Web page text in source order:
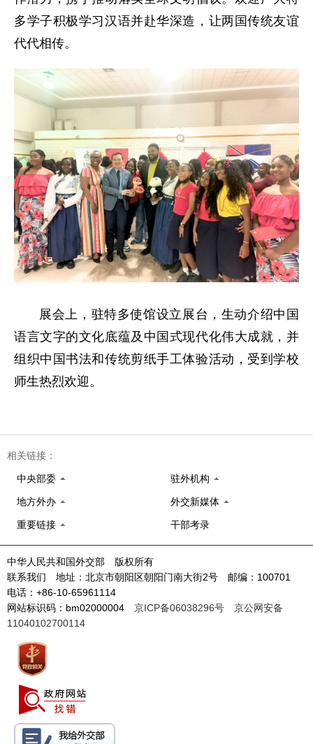
多学子积极学习汉语并赴华深造，让两国传统友谊
代代相传。
展会上，驻特多使馆设立展台，生动介绍中国
语言文字的文化底蕴及中国式现代化伟大成就，并
组织中国书法和传统剪纸手工体验活动，受到学校
师生热烈欢迎。
相关链接：
中央部委 驻外机构
地方外办 外交新媒体
重要链接 干部考录
中华人民共和国外交部 版权所有
联系我们 地址：北京市朝阳区朝阳门南大街2号 邮编：100701
电话：+86-10-65961114
网站标识码：bm02000004 京ICP备06038296号
京公网安备
11040102700114